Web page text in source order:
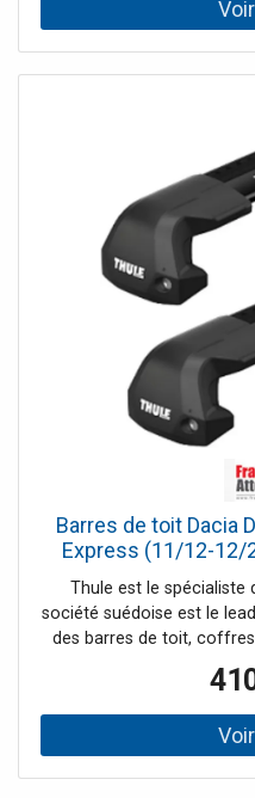
également nommé
indications listées
Barres de toit Dacia
Express (11/12-12/
Thule est le spécialiste
société suédoise est le
des barres de toit,
pour systèmes de
offre une large gamme
propose les meilleurs